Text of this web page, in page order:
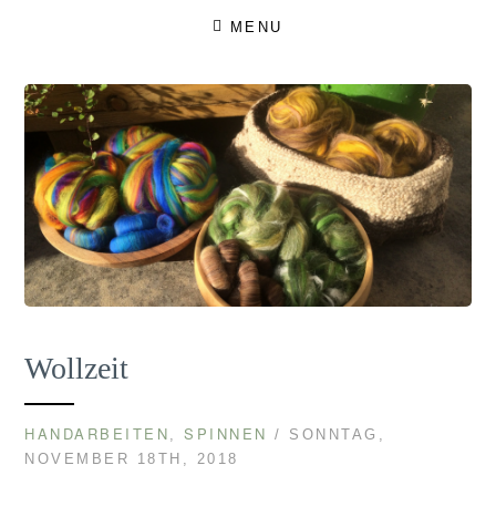
MENU
Wollzeit
HANDARBEITEN ,SPINNEN / SONNTAG,
NOVEMBER 18TH, 2018